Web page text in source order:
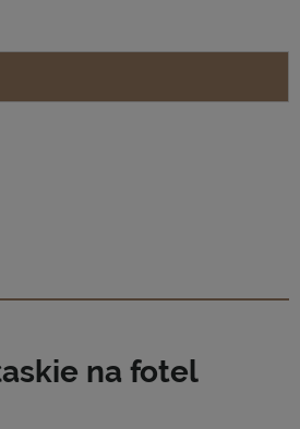
na fotel